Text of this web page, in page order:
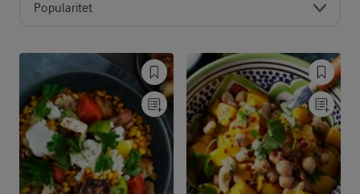
Popularitet